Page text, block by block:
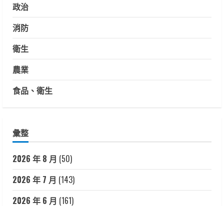
政治
消防
衛生
農業
食品、衛生
彙整
2026 年 8 月 (50)
2026 年 7 月 (143)
2026 年 6 月 (161)